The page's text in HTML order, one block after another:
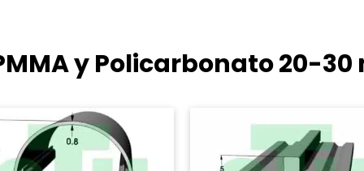
y Policarbonato20-30